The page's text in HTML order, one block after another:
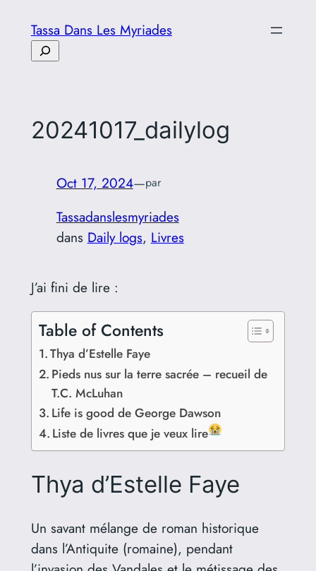
contenu
Tassa Dans Les Myriades
Rechercher
20241017_dailylog
Oct 17, 2024—par
Tassadanslesmyriades
dans Daily logs, Livres
J’ai fini de lire :
Table of Contents
Thya d’Estelle Faye
Pieds nus sur la terre sacrée – recueil de
T.C. McLuhan
Life is good de George Dawson
Liste de livres que je veux lire
Thya d’Estelle Faye
Un savant mélange de roman historique
dans l’Antiquite (romaine), pendant